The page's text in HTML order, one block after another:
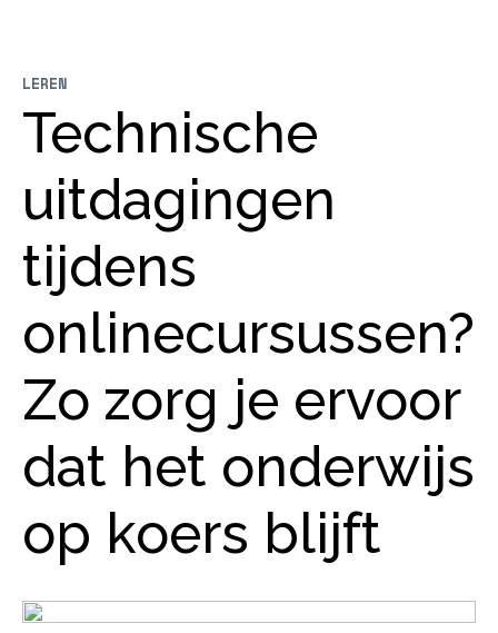
Technische
uitdagingen
tijdens
onlinecursussen?
Zo zorg je ervoor
dat het onderwijs
op koers blijft
LEREN